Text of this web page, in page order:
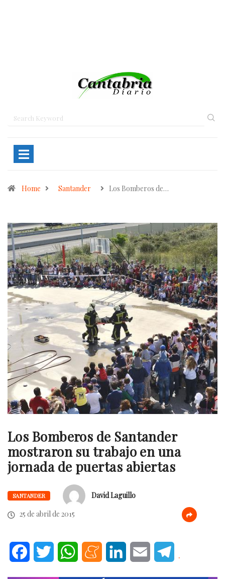
Home Santander Los Bomberos de…
Los Bomberos de Santander
mostraron su trabajo en una
jornada de puertas abiertas
SANTANDER
David Laguillo
25 de abril de 2015
FacebookTwitter WhatsAppMeneameLinkedInEmail .